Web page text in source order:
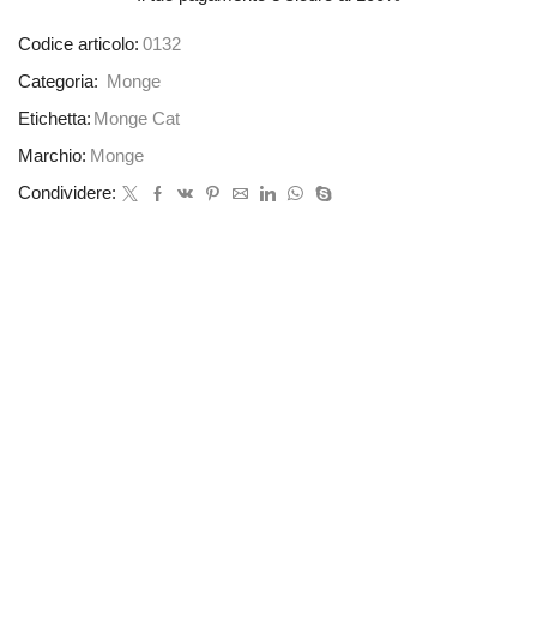
Codice articolo: 0132
Categoria:
Monge
Etichetta: Monge Cat
Marchio: Monge
Condividere: